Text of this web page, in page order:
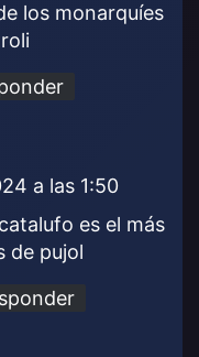
los monarquíes
a las 1:50
es el más
de pujol